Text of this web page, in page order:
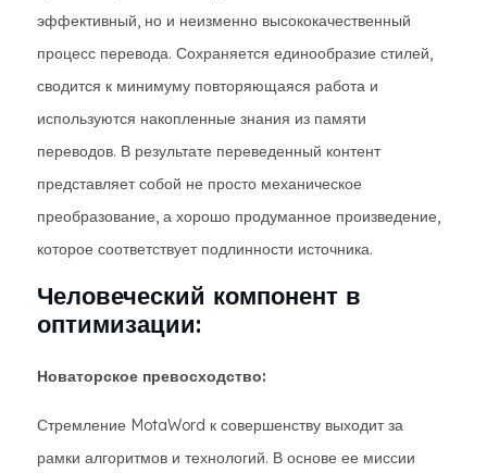
эффективный, но и неизменно высококачественный
процесс перевода. Сохраняется единообразие стилей,
сводится к минимуму повторяющаяся работа и
используются накопленные знания из памяти
переводов. В результате переведенный контент
представляет собой не просто механическое
преобразование, а хорошо продуманное произведение,
которое соответствует подлинности источника.
Человеческий компонент в
оптимизации:
Новаторское превосходство:
Стремление MotaWord к совершенству выходит за
рамки алгоритмов и технологий. В основе ее миссии